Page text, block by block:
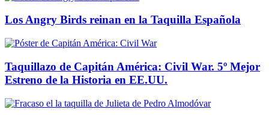
Los Angry Birds reinan en la Taquilla Española
Taquillazo de Capitán América: Civil War. 5º Mejor
Estreno de la Historia en EE.UU.